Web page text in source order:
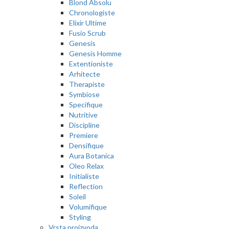
Blond Absolu
Chronologiste
Elixir Ultime
Fusio Scrub
Genesis
Genesis Homme
Extentioniste
Arhitecte
Therapiste
Symbiose
Specifique
Nutritive
Discipline
Premiere
Densifique
Aura Botanica
Oleo Relax
Initialiste
Reflection
Soleil
Volumifique
Styling